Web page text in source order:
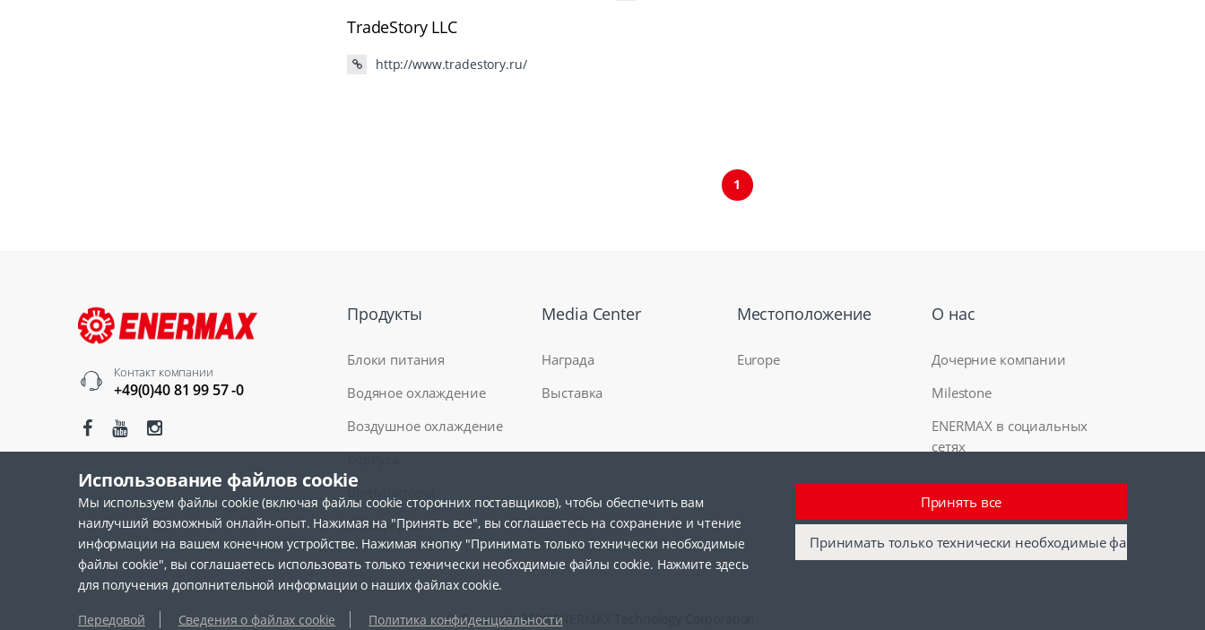
Использование файлов cookie
Мы используем файлы cookie (включая файлы cookie сторонних поставщиков), чтобы обеспечить вам
наилучший возможный онлайн-опыт. Нажимая на "Принять все", вы соглашаетесь на сохранение и чтение
информации на вашем конечном устройстве. Нажимая кнопку "Принимать только технически необходимые
файлы cookie", вы соглашаетесь использовать только технически необходимые файлы cookie. Нажмите здесь
для получения дополнительной информации о наших файлах cookie.
Передовой Сведения о файлах cookie Политика конфиденциальности
Принять все
Принимать только технически необходимые файлы cookie
TradeStory LLC
http://www.tradestory.ru/
1
Продукты
Блоки питания
Водяное охлаждение
Воздушное охлаждение
Вентиляторы
Периферия
Media Center
Награда
Выставка
Местоположение
Europe
О нас
Дочерние компании
Milestone
ENERMAX в социальных
сетях
Контакт компании
+49(0)40 81 99 57 -0
© Copyright 2026 ENERMAX Technology Corporation.